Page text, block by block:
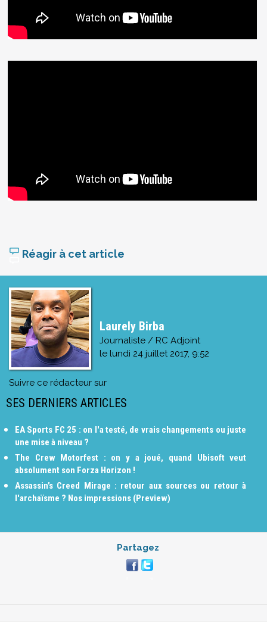
Réagir à cet article
Laurely Birba
Journaliste / RC Adjoint
le lundi 24 juillet 2017, 9:52
Suivre ce rédacteur sur
SES DERNIERS ARTICLES
EA Sports FC 25 : on l'a testé, de vrais changements ou juste
une mise à niveau ?
The Crew Motorfest : on y a joué, quand Ubisoft veut
absolument son Forza Horizon !
Assassin’s Creed Mirage : retour aux sources ou retour à
l'archaïsme ? Nos impressions (Preview)
Partagez